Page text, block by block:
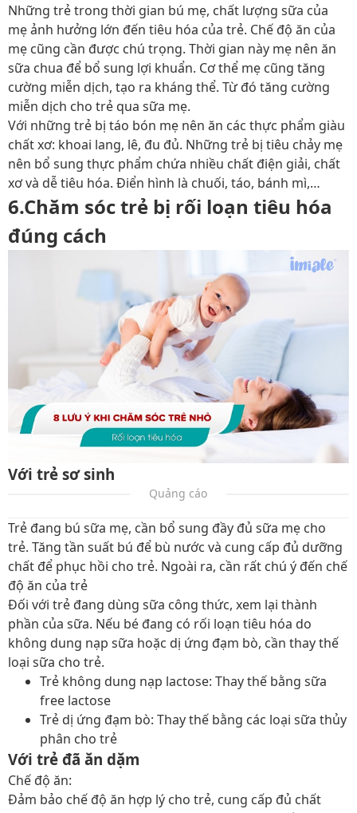
Những trẻ trong thời gian bú mẹ, chất lượng sữa của
mẹ ảnh hưởng lớn đến tiêu hóa của trẻ. Chế độ ăn của
mẹ cũng cần được chú trọng. Thời gian này mẹ nên ăn
sữa chua để bổ sung lợi khuẩn. Cơ thể mẹ cũng tăng
cường miễn dịch, tạo ra kháng thể. Từ đó tăng cường
miễn dịch cho trẻ qua sữa mẹ.
Với những trẻ bị táo bón mẹ nên ăn các thực phẩm giàu
chất xơ: khoai lang, lê, đu đủ. Những trẻ bị tiêu chảy mẹ
nên bổ sung thực phẩm chứa nhiều chất điện giải, chất
xơ và dễ tiêu hóa. Điển hình là chuối, táo, bánh mì,…
6.Chăm sóc trẻ bị rối loạn tiêu hóa
đúng cách
Với trẻ sơ sinh
Quảng cáo
Trẻ đang bú sữa mẹ, cần bổ sung đầy đủ sữa mẹ cho
trẻ. Tăng tần suất bú để bù nước và cung cấp đủ dưỡng
chất để phục hồi cho trẻ. Ngoài ra, cần rất chú ý đến chế
độ ăn của trẻ
Đối với trẻ đang dùng sữa công thức, xem lại thành
phần của sữa. Nếu bé đang có rối loạn tiêu hóa do
không dung nạp sữa hoặc dị ứng đạm bò, cần thay thế
loại sữa cho trẻ.
Trẻ không dung nạp lactose: Thay thế bằng sữa
free lactose
Trẻ dị ứng đạm bò: Thay thế bằng các loại sữa thủy
phân cho trẻ
Với trẻ đã ăn dặm
Chế độ ăn:
Đảm bảo chế độ ăn hợp lý cho trẻ, cung cấp đủ chất